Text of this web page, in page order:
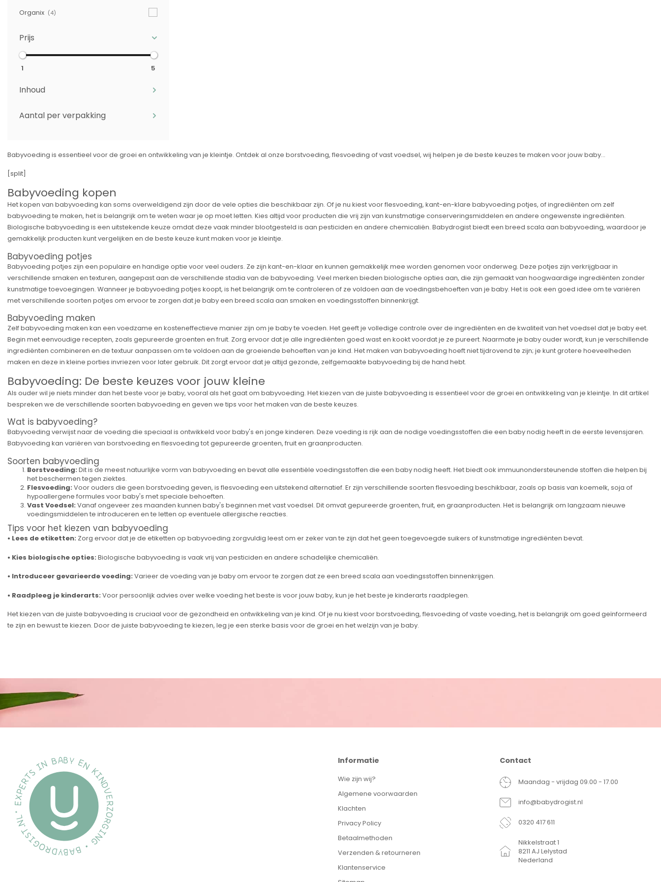
Organix (4)
Prijs
1 5
Inhoud
Aantal per verpakking
Babyvoeding is essentieel voor de groei en ontwikkeling van je kleintje. Ontdek al onze borstvoeding, flesvoeding of vast voedsel, wij helpen je de beste keuzes te maken voor jouw baby...
[split]
Babyvoeding kopen
Het kopen van babyvoeding kan soms overweldigend zijn door de vele opties die beschikbaar zijn. Of je nu kiest voor flesvoeding, kant-en-klare babyvoeding potjes, of ingrediënten om zelf
babyvoeding te maken, het is belangrijk om te weten waar je op moet letten. Kies altijd voor producten die vrij zijn van kunstmatige conserveringsmiddelen en andere ongewenste ingrediënten.
Biologische babyvoeding is een uitstekende keuze omdat deze vaak minder blootgesteld is aan pesticiden en andere chemicaliën. Babydrogist biedt een breed scala aan babyvoeding, waardoor je
gemakkelijk producten kunt vergelijken en de beste keuze kunt maken voor je kleintje.
Babyvoeding potjes
Babyvoeding potjes zijn een populaire en handige optie voor veel ouders. Ze zijn kant-en-klaar en kunnen gemakkelijk mee worden genomen voor onderweg. Deze potjes zijn verkrijgbaar in
verschillende smaken en texturen, aangepast aan de verschillende stadia van de babyvoeding. Veel merken bieden biologische opties aan, die zijn gemaakt van hoogwaardige ingrediënten zonder
kunstmatige toevoegingen. Wanneer je babyvoeding potjes koopt, is het belangrijk om te controleren of ze voldoen aan de voedingsbehoeften van je baby. Het is ook een goed idee om te variëren
met verschillende soorten potjes om ervoor te zorgen dat je baby een breed scala aan smaken en voedingsstoffen binnenkrijgt.
Babyvoeding maken
Zelf babyvoeding maken kan een voedzame en kosteneffectieve manier zijn om je baby te voeden. Het geeft je volledige controle over de ingrediënten en de kwaliteit van het voedsel dat je baby eet.
Begin met eenvoudige recepten, zoals gepureerde groenten en fruit. Zorg ervoor dat je alle ingrediënten goed wast en kookt voordat je ze pureert. Naarmate je baby ouder wordt, kun je verschillende
ingrediënten combineren en de textuur aanpassen om te voldoen aan de groeiende behoeften van je kind. Het maken van babyvoeding hoeft niet tijdrovend te zijn; je kunt grotere hoeveelheden
maken en deze in kleine porties invriezen voor later gebruik. Dit zorgt ervoor dat je altijd gezonde, zelfgemaakte babyvoeding bij de hand hebt.
Babyvoeding: De beste keuzes voor jouw kleine
Als ouder wil je niets minder dan het beste voor je baby, vooral als het gaat om babyvoeding. Het kiezen van de juiste babyvoeding is essentieel voor de groei en ontwikkeling van je kleintje. In dit artikel
bespreken we de verschillende soorten babyvoeding en geven we tips voor het maken van de beste keuzes.
Wat is babyvoeding?
Babyvoeding verwijst naar de voeding die speciaal is ontwikkeld voor baby's en jonge kinderen. Deze voeding is rijk aan de nodige voedingsstoffen die een baby nodig heeft in de eerste levensjaren.
Babyvoeding kan variëren van borstvoeding en flesvoeding tot gepureerde groenten, fruit en graanproducten.
Soorten babyvoeding
Borstvoeding: Dit is de meest natuurlijke vorm van babyvoeding en bevat alle essentiële voedingsstoffen die een baby nodig heeft. Het biedt ook immuunondersteunende stoffen die helpen bij
het beschermen tegen ziektes.
Flesvoeding: Voor ouders die geen borstvoeding geven, is flesvoeding een uitstekend alternatief. Er zijn verschillende soorten flesvoeding beschikbaar, zoals op basis van koemelk, soja of
hypoallergene formules voor baby's met speciale behoeften.
Vast Voedsel: Vanaf ongeveer zes maanden kunnen baby's beginnen met vast voedsel. Dit omvat gepureerde groenten, fruit, en graanproducten. Het is belangrijk om langzaam nieuwe
voedingsmiddelen te introduceren en te letten op eventuele allergische reacties.
Tips voor het kiezen van babyvoeding
• Lees de etiketten: Zorg ervoor dat je de etiketten op babyvoeding zorgvuldig leest om er zeker van te zijn dat het geen toegevoegde suikers of kunstmatige ingrediënten bevat.
• Kies biologische opties: Biologische babyvoeding is vaak vrij van pesticiden en andere schadelijke chemicaliën.
• Introduceer gevarieerde voeding: Varieer de voeding van je baby om ervoor te zorgen dat ze een breed scala aan voedingsstoffen binnenkrijgen.
• Raadpleeg je kinderarts: Voor persoonlijk advies over welke voeding het beste is voor jouw baby, kun je het beste je kinderarts raadplegen.
Het kiezen van de juiste babyvoeding is cruciaal voor de gezondheid en ontwikkeling van je kind. Of je nu kiest voor borstvoeding, flesvoeding of vaste voeding, het is belangrijk om goed geïnformeerd
te zijn en bewust te kiezen. Door de juiste babyvoeding te kiezen, leg je een sterke basis voor de groei en het welzijn van je baby.
Informatie
Wie zijn wij?
Algemene voorwaarden
Klachten
Privacy Policy
Betaalmethoden
Verzenden & retourneren
Klantenservice
Contact
Maandag - vrijdag 09.00 - 17.00
info@babydrogist.nl
0320 417 611
Nikkelstraat 1
8211 AJ Lelystad
Nederland